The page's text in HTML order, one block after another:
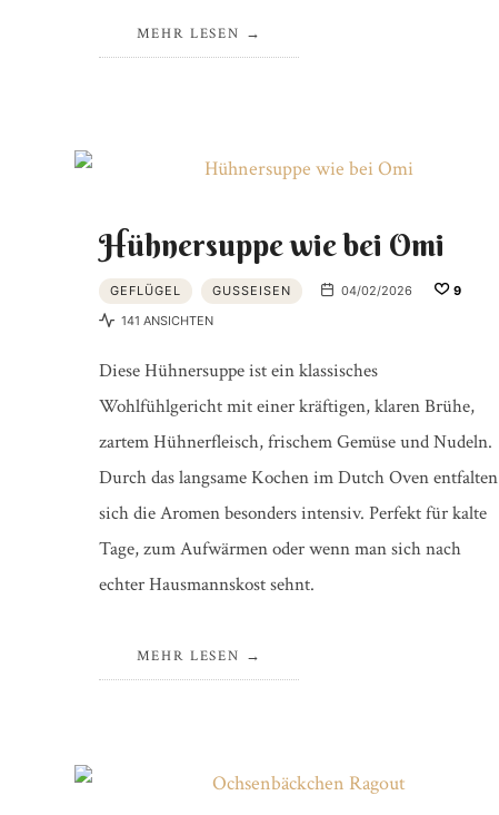
MEHR LESEN
Hühnersuppe wie bei Omi
GEFLÜGEL GUSSEISEN 04/02/2026
9
141 ANSICHTEN
Diese Hühnersuppe ist ein klassisches
Wohlfühlgericht mit einer kräftigen, klaren Brühe,
zartem Hühnerfleisch, frischem Gemüse und Nudeln.
Durch das langsame Kochen im Dutch Oven entfalten
sich die Aromen besonders intensiv. Perfekt für kalte
Tage, zum Aufwärmen oder wenn man sich nach
echter Hausmannskost sehnt.
MEHR LESEN